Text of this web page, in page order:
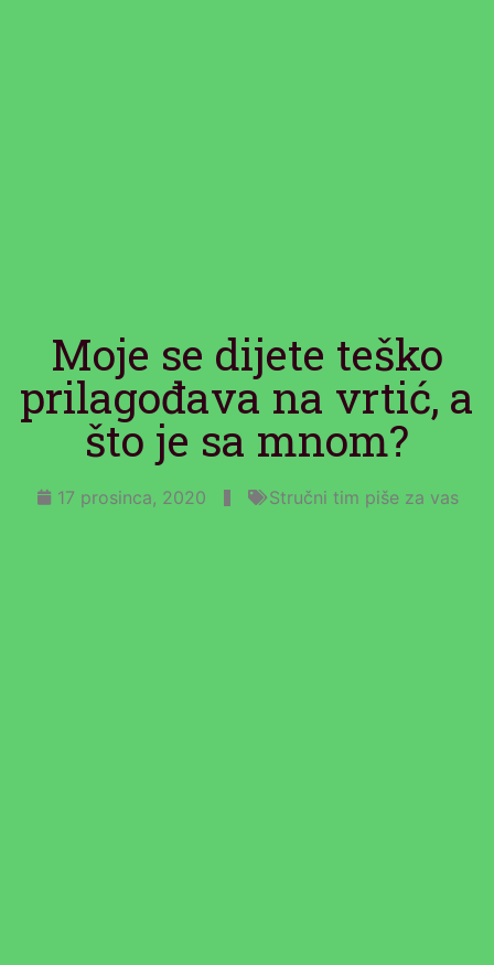
Moje se dijete teško
prilagođava na vrtić, a
što je sa mnom?
17 prosinca, 2020 Stručni tim piše za vas